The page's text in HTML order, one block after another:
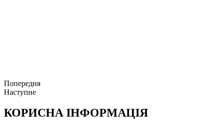
Попередня
Наступне
КОРИСНА ІНФОРМАЦІЯ